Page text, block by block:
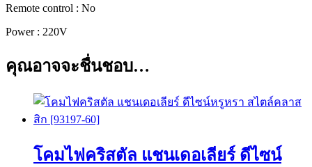
Remote control : No
Power : 220V
คุณอาจจะชื่นชอบ…
โคมไฟคริสตัล แชนเดอเลียร์ ดีไซน์